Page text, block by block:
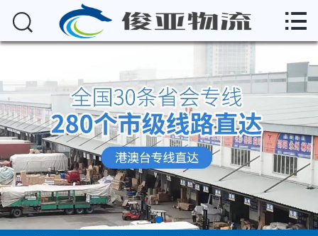
俊  首页
华北地区
华东地区
东北地区
华中地区

